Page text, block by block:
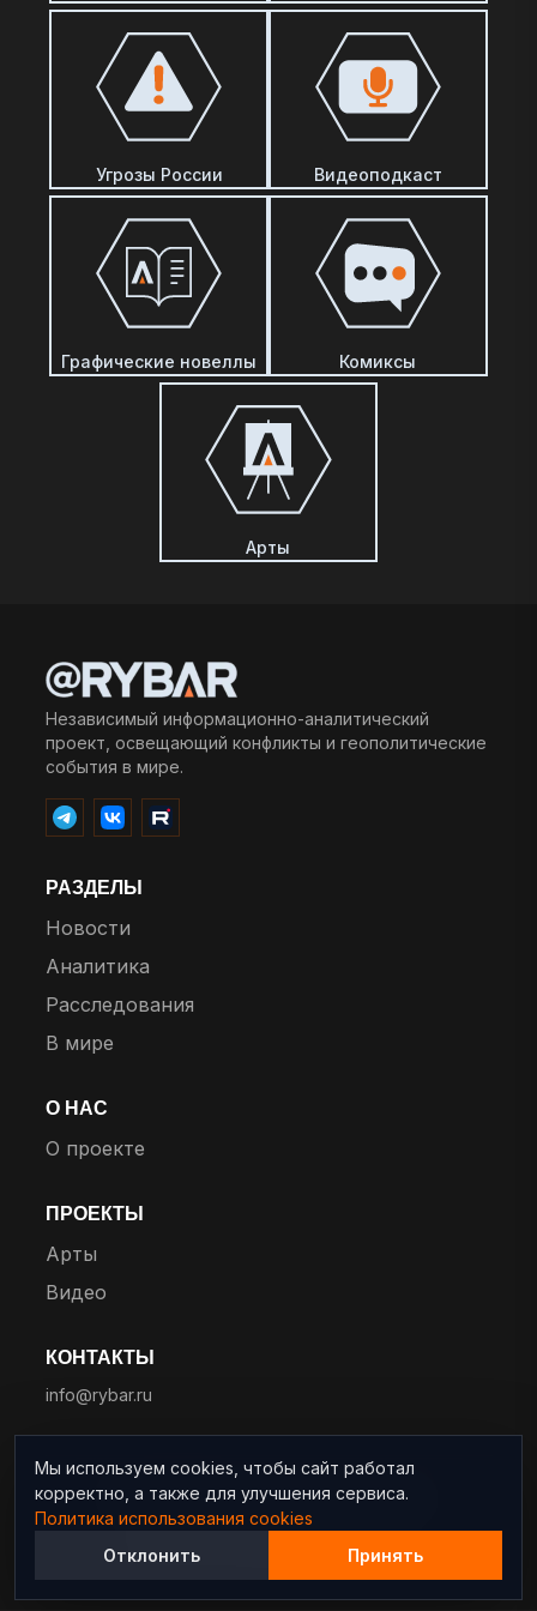
Угрозы России Видеоподкаст
Графические новеллы Комиксы
Арты
Независимый информационно-аналитический
проект, освещающий конфликты и геополитические
события в мире.
РАЗДЕЛЫ
Новости
Аналитика
Расследования
В мире
О НАС
О проекте
ПРОЕКТЫ
Арты
Видео
КОНТАКТЫ
info@rybar.ru
© 2025 RYBAR. Все права защищены.
Мы используем cookies, чтобы сайт работал
корректно, а также для улучшения сервиса.
Политика использования cookies
Отклонить
Принять